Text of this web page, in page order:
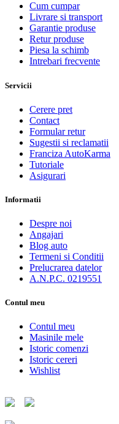
Cum cumpar
Livrare si transport
Garantie produse
Retur produse
Piesa la schimb
Intrebari frecvente
Servicii
Cerere pret
Contact
Formular retur
Sugestii si reclamatii
Franciza AutoKarma
Tutoriale
Asigurari
Informatii
Despre noi
Angajari
Blog auto
Termeni si Conditii
Prelucrarea datelor
A.N.P.C. 0219551
Contul meu
Contul meu
Masinile mele
Istoric comenzi
Istoric cereri
Wishlist